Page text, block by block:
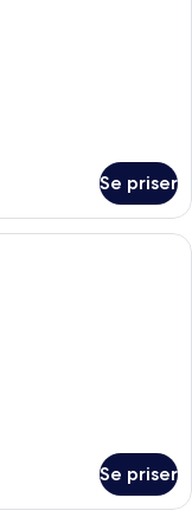
Se priser
(Plus) | Skrivebord,
Se priser